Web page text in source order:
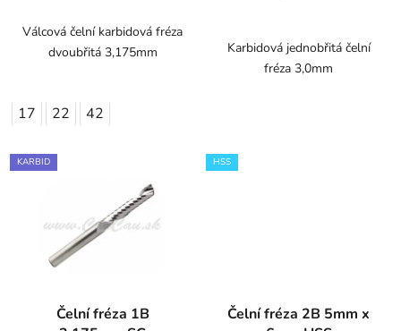
Válcová čelní karbidová fréza
dvoubřitá 3,175mm
17 22 42
Karbidová jednobřitá čelní
fréza 3,0mm
KARBID
Čelní fréza 1B
HSS
Čelní fréza 2B 5mm x